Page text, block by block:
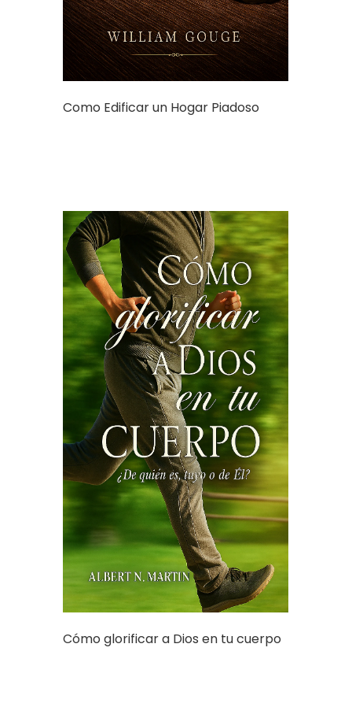
Como Edificar un Hogar Piadoso
Cómo glorificar a Dios en tu cuerpo